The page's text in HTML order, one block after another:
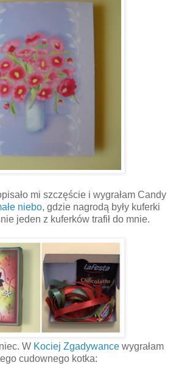
mi szczęście i wygrałam Candy
niebo, gdzie nagrodą były kuferki
jeden z kuferków trafił do mnie.
W Kociej Zgadywancewygrałam
cudownego kotka: